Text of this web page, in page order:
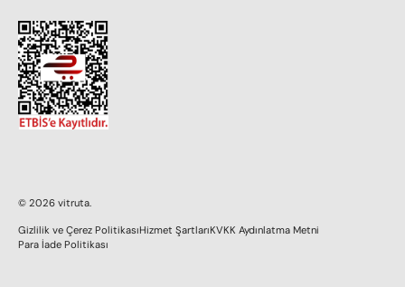
© 2026 vitruta.
Gizlilik ve Çerez PolitikasıHizmet ŞartlarıKVKK Aydınlatma Metni
Para İade Politikası